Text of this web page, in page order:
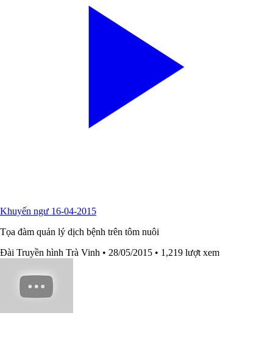
Khuyến ngư 16-04-2015
Tọa đàm quản lý dịch bệnh trên tôm nuôi
Đài Truyền hình Trà Vinh • 28/05/2015 • 1,219 lượt xem